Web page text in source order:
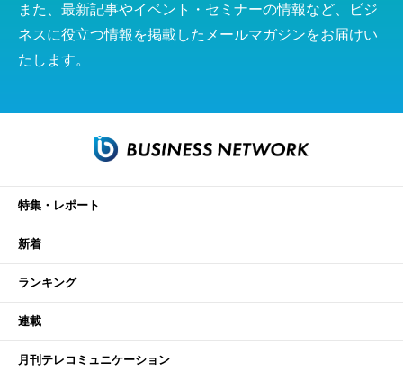
また、最新記事やイベント・セミナーの情報など、ビジ
ネスに役立つ情報を掲載したメールマガジンをお届けい
たします。
特集・レポート
新着
ランキング
連載
月刊テレコミュニケーション